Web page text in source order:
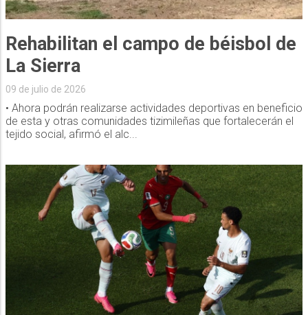
Rehabilitan el campo de béisbol de
La Sierra
09 de julio de 2026
• Ahora podrán realizarse actividades deportivas en beneficio
de esta y otras comunidades tizimileñas que fortalecerán el
tejido social, afirmó el alc...